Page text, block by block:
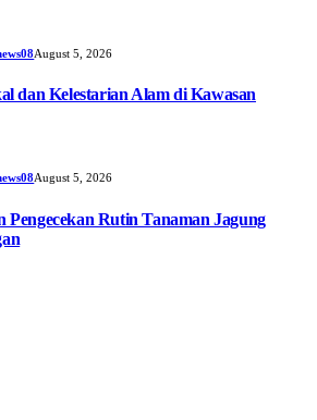
August 5, 2026
dan Kelestarian Alam di Kawasan
August 5, 2026
Pengecekan Rutin Tanaman Jagung